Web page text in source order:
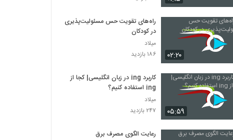
۰۲:۲۰
راه‌های تقویت حس مسئولیت‌پذیری
در کودکان
میلاد
۱۸۶ بازدید
۰۵:۵۹
کاربرد ing در زبان انگلیسی| کجا از
ing استفاده کنیم؟
میلاد
۲۴۷ بازدید
رعایت الگوی مصرف برق